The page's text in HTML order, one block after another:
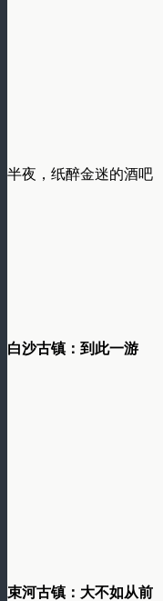
半夜，纸醉金迷的酒吧
白沙古镇：到此一游
束河古镇：大不如从前